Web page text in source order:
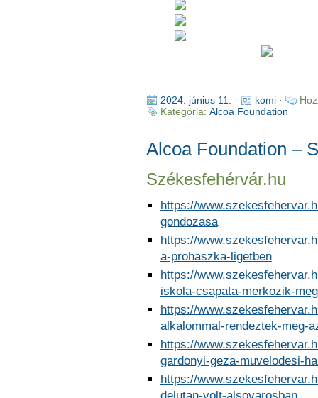
2024. június 11. · komi·
Kategória: Alcoa Foundation
Alcoa Foundation –
Székesfehérvár.hu
https://
gondozasa
https://
a-prohaszka-ligetben
https://
iskola-csapata-merkozik-meg
https://
alkalommal-rendeztek-meg-
https://
gardonyi-geza-muvelodesi-
https://